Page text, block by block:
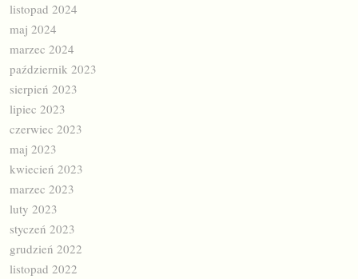
listopad 2024
maj 2024
marzec 2024
październik 2023
sierpień 2023
lipiec 2023
czerwiec 2023
maj 2023
kwiecień 2023
marzec 2023
luty 2023
styczeń 2023
grudzień 2022
listopad 2022